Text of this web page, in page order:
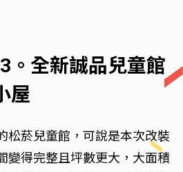
。全新誠品兒童館
屋
松菸兒童館，可說是本次改裝
變得完整且坪數更大，大面積